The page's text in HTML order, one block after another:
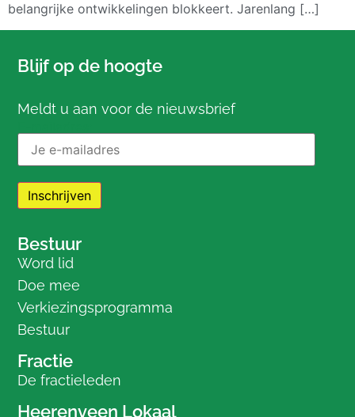
belangrijke ontwikkelingen blokkeert. Jarenlang […]
Blijf op de hoogte
Meldt u aan voor de nieuwsbrief
Bestuur
Word lid
Doe mee
Verkiezingsprogramma
Bestuur
Fractie
De fractieleden
Heerenveen Lokaal